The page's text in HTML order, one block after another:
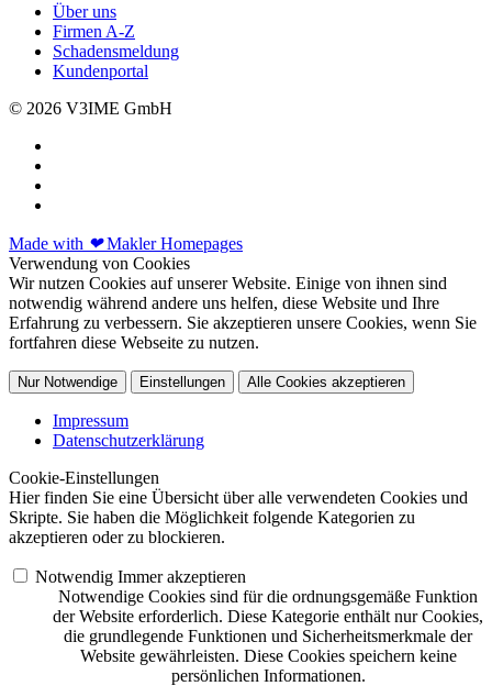
Über uns
Firmen A-Z
Schadensmeldung
Kundenportal
© 2026 V3IME GmbH
Made with ❤Makler Homepages
Verwendung von Cookies
Wir nutzen Cookies auf unserer Website. Einige von ihnen sind
notwendig während andere uns helfen, diese Website und Ihre
Erfahrung zu verbessern. Sie akzeptieren unsere Cookies, wenn Sie
fortfahren diese Webseite zu nutzen.
Nur Notwendige Einstellungen Alle Cookies akzeptieren
Impressum
Datenschutzerklärung
Cookie-Einstellungen
Hier finden Sie eine Übersicht über alle verwendeten Cookies und
Skripte. Sie haben die Möglichkeit folgende Kategorien zu
akzeptieren oder zu blockieren.
Notwendig Immer akzeptieren
Notwendige Cookies sind für die ordnungsgemäße Funktion
der Website erforderlich. Diese Kategorie enthält nur Cookies,
die grundlegende Funktionen und Sicherheitsmerkmale der
Website gewährleisten. Diese Cookies speichern keine
persönlichen Informationen.